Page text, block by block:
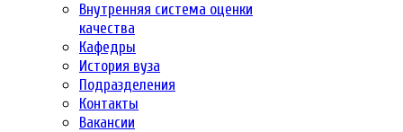
Внутренняя система оценки
качества
Кафедры
История вуза
Подразделения
Контакты
Вакансии